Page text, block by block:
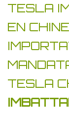
TESLA
EN
TESLA